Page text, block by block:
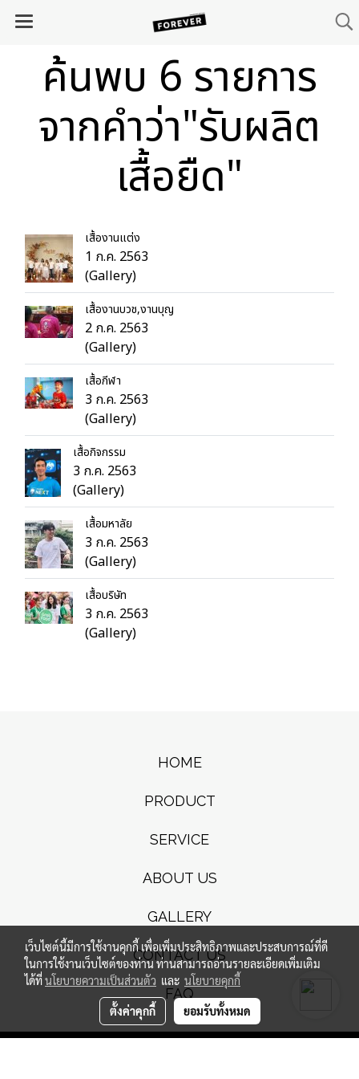
ค้นพบ 6 รายการ
จากคำว่า"รับผลิต
เสื้อยืด"
เสื้องานแต่ง
1 ก.ค. 2563
(Gallery)
เสื้องานบวช,งานบุญ
2 ก.ค. 2563
(Gallery)
เสื้อกีฬา
3 ก.ค. 2563
(Gallery)
เสื้อกิจกรรม
3 ก.ค. 2563
(Gallery)
เสื้อมหาลัย
3 ก.ค. 2563
(Gallery)
เสื้อบริษัท
3 ก.ค. 2563
(Gallery)
HOME
PRODUCT
SERVICE
ABOUT US
GALLERY
CONTACT US
FAQ
เว็บไซต์นี้มีการใช้งานคุกกี้ เพื่อเพิ่มประสิทธิภาพและประสบการณ์ที่ดี
ในการใช้งานเว็บไซต์ของท่าน ท่านสามารถอ่านรายละเอียดเพิ่มเติม
ได้ที่นโยบายความเป็นส่วนตัว และ นโยบายคุกกี้
ตั้งค่าคุกกี้ ยอมรับทั้งหมด